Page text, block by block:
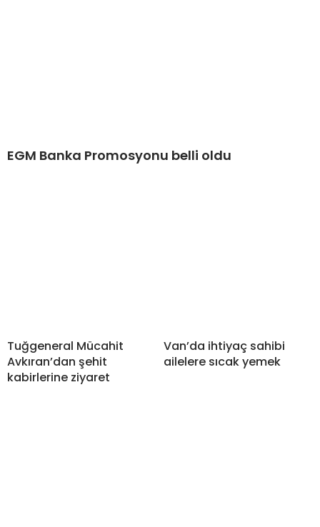
EGM Banka Promosyonu belli oldu
Tuğgeneral Mücahit
Avkıran’dan şehit
kabirlerine ziyaret
Van’da ihtiyaç sahibi
ailelere sıcak yemek